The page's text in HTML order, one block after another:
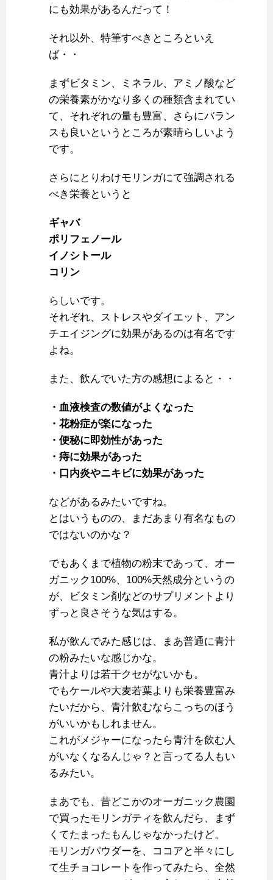
にも効果があるんだって！
それ以外、特筆すべきところといえ
ば・・
まずビタミン、ミネラル、アミノ酸など
の栄養素がかなり多くの種類含まれてい
て、それぞれの量も豊富、さらにバラン
スも良いというところが素晴らしいよう
です。
さらにとりわけモリンガにて強調される
べき栄養というと
ギャバ
ポリフェノール
イノシトール
コリン
らしいです。
それぞれ、ストレスやダイエット、アン
チエイジングに効果があるのは有名です
よね。
また、飲んでいた方の感想によると・・
・血液検査の数値がよくなった
・花粉症が楽になった
・便秘に即効性があった
・痔に効果があった
・口内炎やニキビに効果があった
などがあるみたいですね。
とはいうものの、まだあまり有名なもの
ではないのかな？
でもあくまで植物の粉末であって、オー
ガニック100%、100%天然成分というの
が、ビタミン剤などのサプリメントより
ずっと良さそうな気はする。
私が飲んでみた感じは、まあ普通に青汁
の粉みたいな感じかな。
青汁よりは若干クセがないかも。
でもケールや大麦若葉よりも栄養豊富み
たいだから、青汁飲むならこっちのほう
がいいかもしれません。
これがメジャーになったら青汁を飲む人
がいなくなるんじゃ？と言ってる人もい
るみたい。
まあでも、昔どこかのオーガニック農園
で買ったモリンガティを飲んだら、まず
くてたまったもんじゃなかったけど。
モリンガパウダーを、ココアと半々にし
て生チョコレートを作ってみたら、全然